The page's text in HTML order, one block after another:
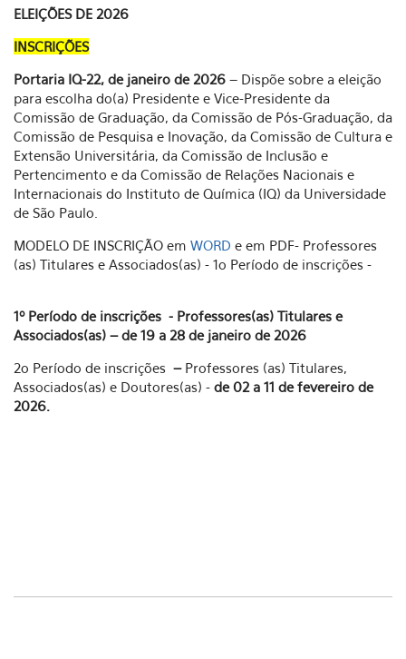
ELEIÇÕES DE 2026
INSCRIÇÕES
Portaria IQ-22, de janeiro de 2026 – Dispõe sobre a eleição
para escolha do(a) Presidente e Vice-Presidente da
Comissão de Graduação, da Comissão de Pós-Graduação, da
Comissão de Pesquisa e Inovação, da Comissão de Cultura e
Extensão Universitária, da Comissão de Inclusão e
Pertencimento e da Comissão de Relações Nacionais e
Internacionais do Instituto de Química (IQ) da Universidade
de São Paulo.
MODELO DE INSCRIÇÃO em WORD e em PDF- Professores
(as) Titulares e Associados(as) - 1o Período de inscrições -
1º Período de inscrições - Professores(as) Titulares e
Associados(as) – de 19 a 28 de janeiro de 2026
2o Período de inscrições – Professores (as) Titulares,
Associados(as) e Doutores(as) - de 02 a 11 de fevereiro de
2026.